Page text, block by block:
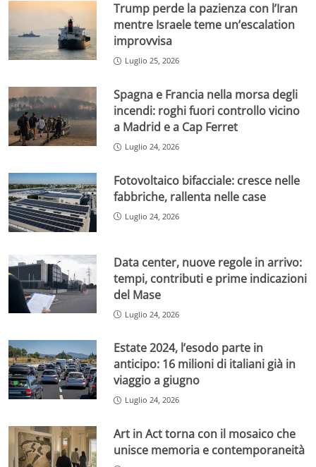
Trump perde la pazienza con l’Iran
mentre Israele teme un’escalation
improvvisa
Luglio 25, 2026
Spagna e Francia nella morsa degli
incendi: roghi fuori controllo vicino
a Madrid e a Cap Ferret
Luglio 24, 2026
Fotovoltaico bifacciale: cresce nelle
fabbriche, rallenta nelle case
Luglio 24, 2026
Data center, nuove regole in arrivo:
tempi, contributi e prime indicazioni
del Mase
Luglio 24, 2026
Estate 2024, l’esodo parte in
anticipo: 16 milioni di italiani già in
viaggio a giugno
Luglio 24, 2026
Art in Act torna con il mosaico che
unisce memoria e contemporaneità